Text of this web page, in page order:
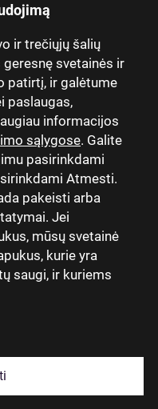
ir trečiųjų šalių
svetainės ir
patirtį, ir galėtume
paslaugas,
informacijos
sąlygose. Galite
pasirinkdami
Atmesti.
pakeisti arba
Jei
mūsų svetainė
kurie yra
saugi, ir kuriems